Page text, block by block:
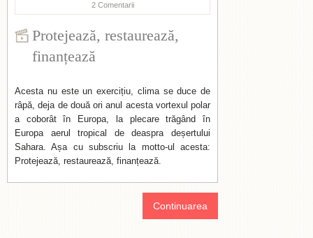
2 Comentarii
Protejează, restaurează,
finanțează
Acesta nu este un exercițiu, clima se duce de
râpă, deja de două ori anul acesta vortexul polar
a coborât în Europa, la plecare trăgând în
Europa aerul tropical de deaspra deșertului
Sahara. Așa cu subscriu la motto-ul acesta:
Protejează, restaurează, finanțează.
Continuarea